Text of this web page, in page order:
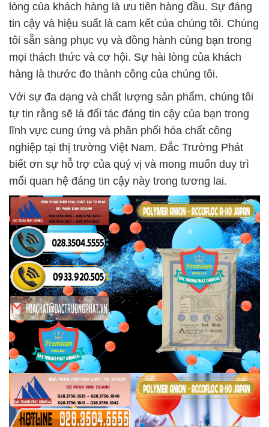
lòng của khách hàng là ưu tiên hàng đầu. Sự đáng
tin cậy và hiệu suất là cam kết của chúng tôi. Chúng
tôi sẵn sàng phục vụ và đồng hành cùng bạn trong
mọi thách thức và cơ hội. Sự hài lòng của khách
hàng là thước đo thành công của chúng tôi.
Với sự đa dạng và chất lượng sản phẩm, chúng tôi
tự tin rằng sẽ là đối tác đáng tin cậy của bạn trong
lĩnh vực cung ứng và phân phối hóa chất công
nghiệp tại thị trường Việt Nam. Đắc Trường Phát
biết ơn sự hỗ trợ của quý vị và mong muốn duy trì
mối quan hệ đáng tin cậy này trong tương lai.